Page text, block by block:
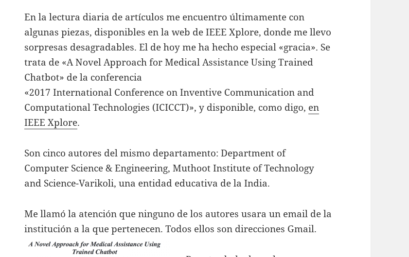
En la lectura diaria de artículos me encuentro últimamente con
algunas piezas, disponibles en la web de IEEE Xplore, donde me llevo
sorpresas desagradables. El de hoy me ha hecho especial «gracia». Se
trata de «A Novel Approach for Medical Assistance Using Trained
Chatbot» de la conferencia
«2017 International Conference on Inventive Communication and
Computational Technologies (ICICCT)», y disponible, como digo, en
IEEE Xplore.
Son cinco autores del mismo departamento: Department of
Computer Science & Engineering, Muthoot Institute of Technology
and Science-Varikoli, una entidad educativa de la India.
Me llamó la atención que ninguno de los autores usara un email de la
institución a la que pertenecen. Todos ellos son direcciones Gmail.